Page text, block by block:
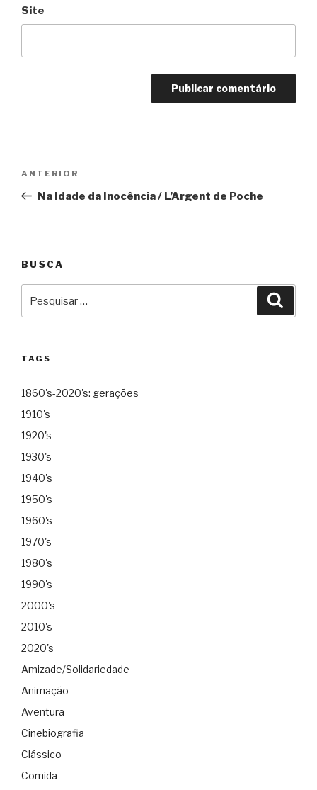
Site
Post
Anterior
ANTERIOR
Na Idade da Inocência / L’Argent de Poche
BUSCA
por:
TAGS
1860's-2020's: gerações
1910's
1920's
1930's
1940's
1950's
1960's
1970's
1980's
1990's
2000's
2010's
2020's
Amizade/Solidariedade
Animação
Aventura
Cinebiografia
Clássico
Comida